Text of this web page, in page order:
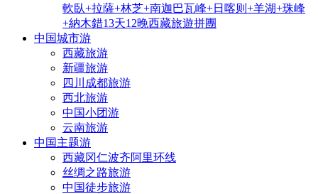
軟臥+拉薩+林芝+南迦巴瓦峰+日喀则+羊湖+珠峰
+納木錯13天12晚西藏旅遊拼團
中国城市游
西藏旅游
新疆旅游
四川成都旅游
西北旅游
中国小团游
云南旅游
中国主题游
西藏冈仁波齐阿里环线
丝绸之路旅游
中国徒步旅游